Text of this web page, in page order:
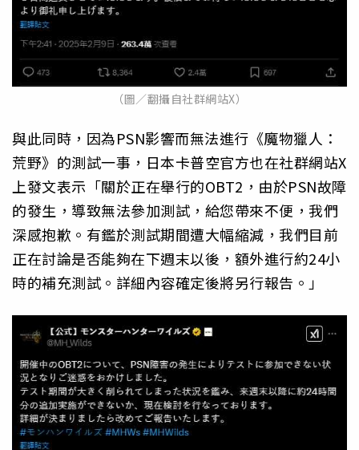
（圖／翻攝自社群網站X）
與此同時，因為PSN影響而無法進行《魔物獵人：
荒野》的測試一事，日本卡普空官方也在社群網站X
上發文表示「關於正在舉行的OBT2，由於PSN故障
的發生，導致無法參加測試，給您帶來不便，我們
深感抱歉。有鑑於測試期間遭大幅縮減，我們目前
正在討論是否能夠在下週末以後，額外進行約24小
時的補充測試。詳細內容確定後將另行報告。」